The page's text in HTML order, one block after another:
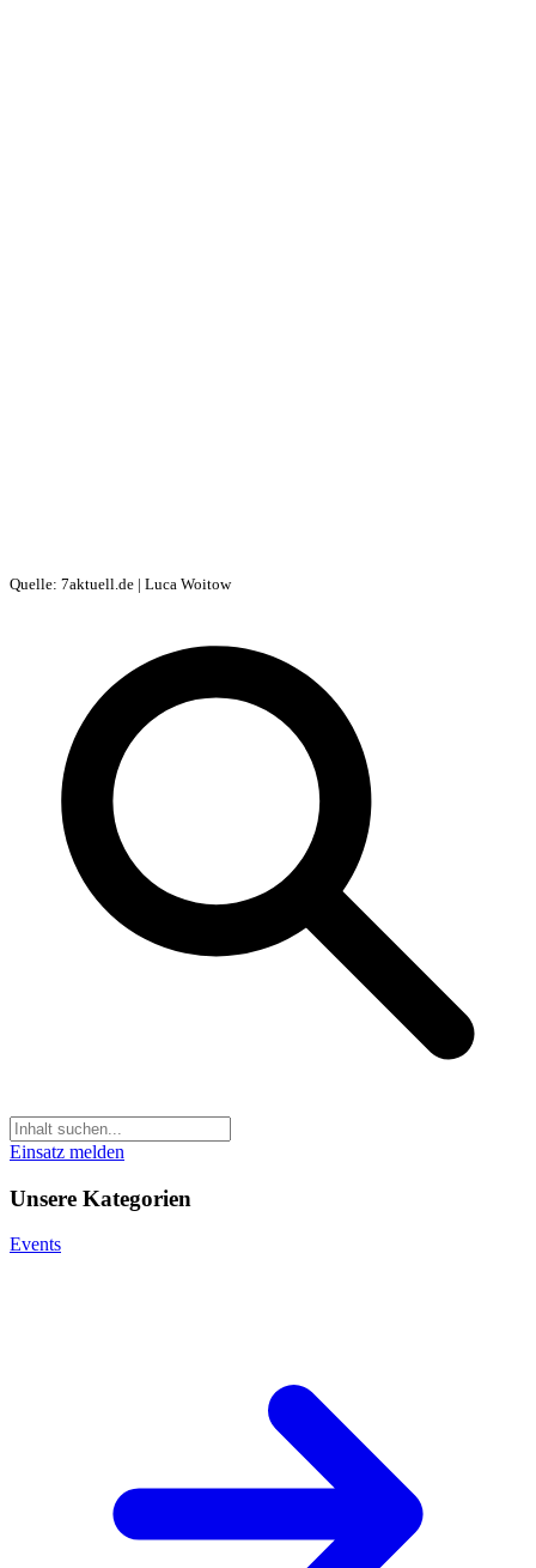
Quelle: 7aktuell.de | Luca Woitow
Einsatz melden
Unsere Kategorien
Events